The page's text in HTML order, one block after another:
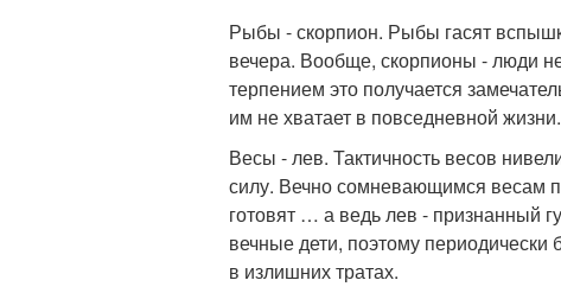
Рыбы - скорпион. Рыбы гасят
вечера. Вообще, скорпионы - люди
терпением это получается
им не хватает в повседневной жизни.
Весы - лев. Тактичность весов
силу. Вечно сомневающимся весам
готовят … а ведь лев - признанный
вечные дети, поэтому периодически
в излишних тратах.